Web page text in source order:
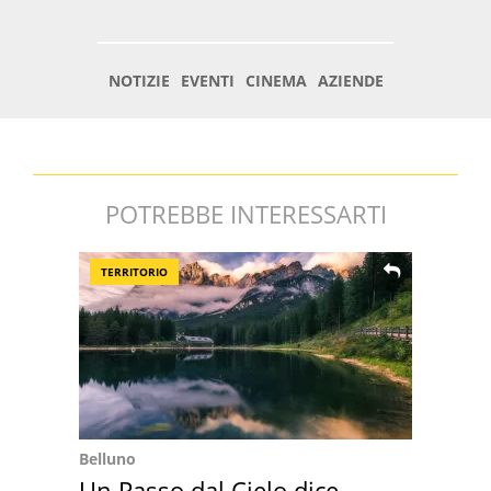
POTREBBE INTERESSARTI
TERRITORIO
Belluno